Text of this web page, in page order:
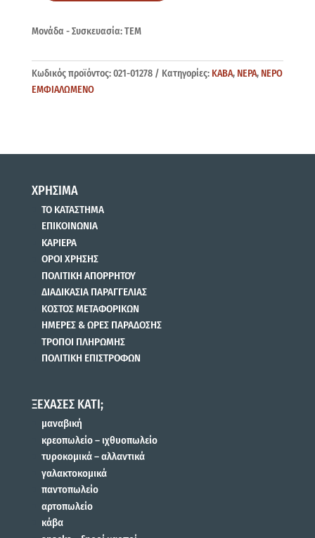
Μονάδα - Συσκευασία: ΤΕΜ
Κωδικός προϊόντος:021-01278 Κατηγορίες: ΚΑΒΑ, ΝΕΡΑ, ΝΕΡΟ
ΕΜΦΙΑΛΩΜΕΝΟ
ΧΡΗΣΙΜΑ
ΤΟ ΚΑΤΑΣΤΗΜΑ
ΕΠΙΚΟΙΝΩΝΙΑ
ΚΑΡΙΕΡΑ
ΟΡΟΙ ΧΡΗΣΗΣ
ΠΟΛΙΤΙΚΗ ΑΠΟΡΡΗΤΟΥ
ΔΙΑΔΙΚΑΣΙΑ ΠΑΡΑΓΓΕΛΙΑΣ
ΚΟΣΤΟΣ ΜΕΤΑΦΟΡΙΚΩΝ
ΗΜΕΡΕΣ & ΩΡΕΣ ΠΑΡΑΔΟΣΗΣ
ΤΡΟΠΟΙ ΠΛΗΡΩΜΗΣ
ΠΟΛΙΤΙΚΗ ΕΠΙΣΤΡΟΦΩΝ
ΞΕΧΑΣΕΣ ΚΑΤΙ;
μαναβική
κρεοπωλείο – ιχθυοπωλείο
τυροκομικά – αλλαντικά
γαλακτοκομικά
παντοπωλείο
αρτοπωλείο
κάβα